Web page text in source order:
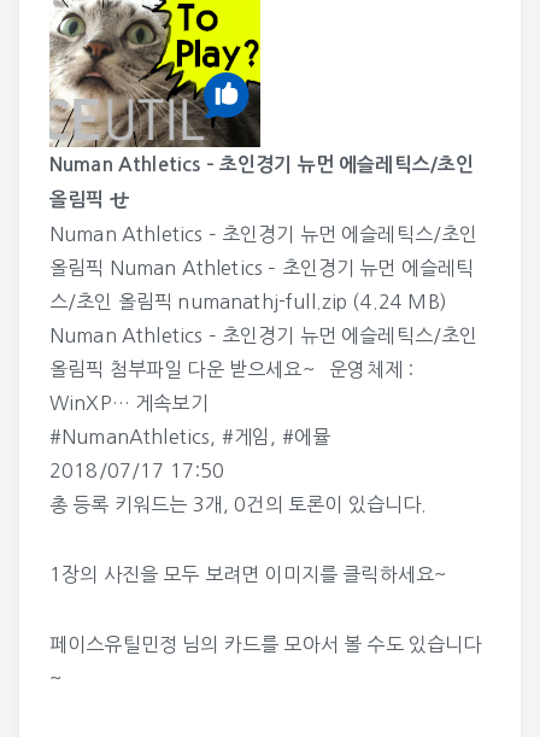
Numan Athletics – 초인경기 뉴먼 에슬레틱스/초인
올림픽 せ
Numan Athletics – 초인경기 뉴먼 에슬레틱스/초인
올림픽 Numan Athletics – 초인경기 뉴먼 에슬레틱
스/초인 올림픽 numanathj-full.zip (4.24 MB)
Numan Athletics – 초인경기 뉴먼 에슬레틱스/초인
올림픽 첨부파일 다운 받으세요~ 운영체제 :
WinXP… 게속보기
#NumanAthletics
#게임
#에뮬
2018/07/17 17:50
총 등록 키워드는 3개, 0건의 토론이 있습니다.
1장의 사진을 모두 보려면 이미지를 클릭하세요~
페이스유틸민정 님의 카드를 모아서 볼 수도 있습니다
~